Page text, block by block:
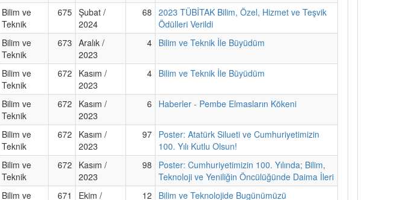
Bilim ve
Teknik
675 Şubat /
2024
68
2023 TÜBİTAK Bilim, Özel, Hizmet ve Teşvik
Ödülleri Verildi
Bilim ve
Teknik
673
Aralık /
2023
4 Bilim ve Teknik İle Büyüdüm
Bilim ve
Teknik
672
Kasım /
2023
4 Bilim ve Teknik İle Büyüdüm
Bilim ve
Teknik
672
Kasım /
2023
6 Haberler - Pembe Elmasların Kökeni
Bilim ve
Teknik
672
Kasım /
2023
97 Poster: Atatürk Silueti ve Cumhuriyetimizin
100. Yılı Kutlu Olsun!
Bilim ve
Teknik
672
Kasım /
2023
98
Poster: Cumhuriyetimizin 100. Yılında; Bilim,
Teknoloji ve Yeniliğin Öncülüğünde Daima İleri
Bilim ve
671
Ekim /
12
Bilim ve Teknolojide Bugünümüzü